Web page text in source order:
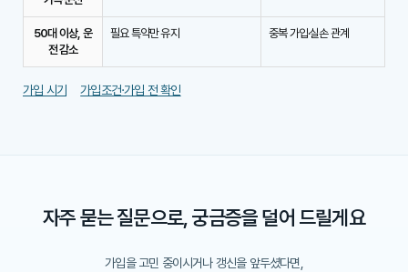
50대 이상, 운
전 감소
필요 특약만 유지 중복 가입·실손 관계
가입 시기 가입조건·가입 전 확인
자주 묻는 질문으로, 궁금증을 덜어 드릴게요
가입을 고민 중이시거나 갱신을 앞두셨다면,